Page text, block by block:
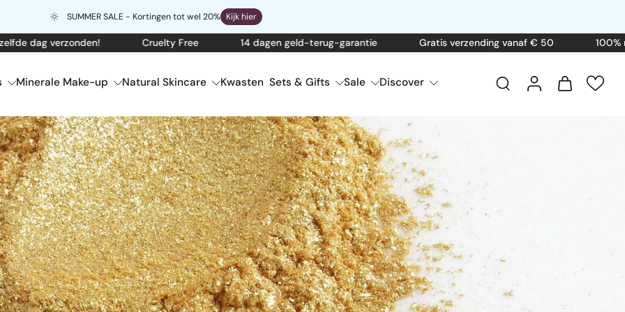
SUMMER SALE - Kortingen tot wel 20% Kijk hier
dag verzonden! Cruelty Free 14 dagen geld-terug-garantie Gratis verzending vanaf € 50 100%
Minerale Make-up Natural Skincare Kwasten Sets & Gifts Sale Discover